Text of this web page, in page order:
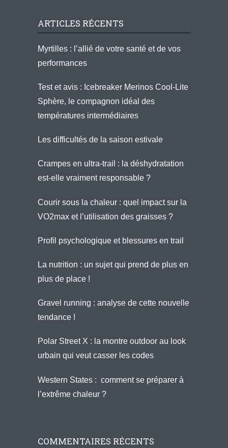
ARTICLES RÉCENTS
Myrtilles : l’allié de votre santé et de vos
performances
Test et avis : Icebreaker Merinos Cool-Lite
Sphère, le compagnon idéal des
températures intermédiaires
Les difficultés de la saison estivale
Crampes en ultra-trail : la déshydratation
est-elle vraiment responsable ?
Courir sous la chaleur : quel impact sur la
VO2max et l’utilisation des graisses ?
Profil psychologique et blessures en trail
La nutrition : un sujet qui prend de plus en
plus de place !
Gravel running : analyse de cette nouvelle
tendance !
Polar Street X : la montre outdoor au look
urbain qui veut casser les codes
Western States : comment se préparer à
l’extrême chaleur ?
COMMENTAIRES RÉCENTS